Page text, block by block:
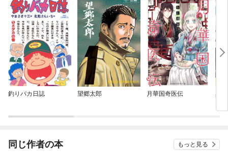
釣りバカ日誌 望郷太郎 月華国奇医伝 異
同じ作者の本 もっと見る